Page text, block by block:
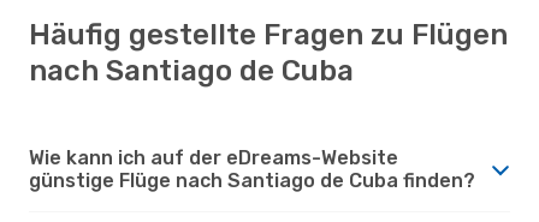
Häufig gestellte Fragen zu Flügen
nach Santiago de Cuba
Wie kann ich auf der eDreams-Website
günstige Flüge nach Santiago de Cuba finden?